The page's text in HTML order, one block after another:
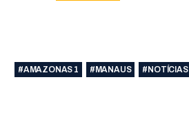
#AMAZONAS 1 #MANAUS #NOTÍCIAS